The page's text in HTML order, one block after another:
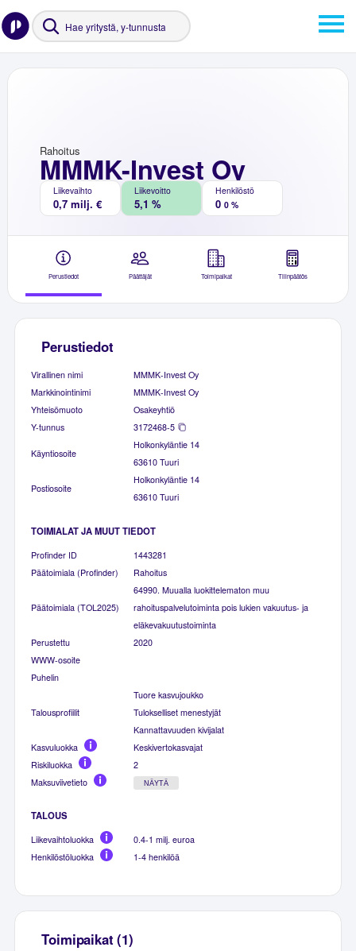
MMMK-Invest Oy
Rahoitus
Liikevaihto
0,7 milj. €
Liikevoitto
5,1 %
Henkilöstö
0 0 %
Perustiedot Päättäjät Toimipaikat Tilinpäätös
Perustiedot
Virallinen nimi
MMMK-Invest Oy
Markkinointinimi
MMMK-Invest Oy
Yhteisömuoto
Osakeyhtiö
Y-tunnus
3172468-5
Käyntiosoite
Holkonkyläntie 14
63610 Tuuri
Postiosoite
Holkonkyläntie 14
63610 Tuuri
TOIMIALAT JA MUUT TIEDOT
Profinder ID
1443281
Päätoimiala (Profinder)
Rahoitus
Päätoimiala (TOL2025)
64990. Muualla luokittelematon muu
rahoituspalvelutoiminta pois lukien vakuutus- ja
eläkevakuutustoiminta
Perustettu
2020
WWW-osoite
Puhelin
Talousprofiilit
Tuore kasvujoukko
Tulokselliset menestyjät
Kannattavuuden kivijalat
Kasvuluokka
Keskivertokasvajat
Riskiluokka
2
Maksuviivetieto
NÄYTÄ
TALOUS
Liikevaihtoluokka
0.4-1 milj. euroa
Henkilöstöluokka
1-4 henkilöä
Toimipaikat (1)